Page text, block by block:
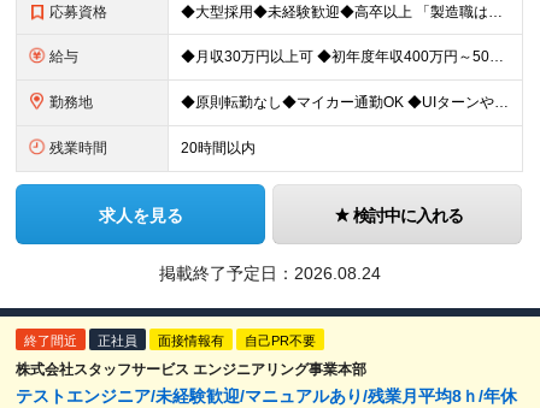
応募資格 ◆大型採用◆未経験歓迎◆高卒以上 「製造職は初めて…」という方でも大丈夫。 イチから丁寧にお教えしますのでご安心ください。 ＼こんなアナタにピッタリ／ ◎「人の健康に貢献したい」という想いがある
給与 ◆月収30万円以上可 ◆初年度年収400万円～500万円想定 月給21万7,080円～22万7,810円＋各種手当＋賞与年2回 ★「手当」や「賞与」が手厚いため、1年目未経験でも年収400万円以上
勤務地 ◆原則転勤なし◆マイカー通勤OK ◆UIターンや移住転職歓迎。Web面接実施中 ＜茨城工場＞ 茨城県稲敷郡阿見町吉原3586 ┗クリーンで働きやすいのが魅力です。 ★豊かな自然と便利な生活環境が調
残業時間 20時間以内
求人を見る 検討中に入れる
掲載終了予定日： 2026.08.24
終了間近 正社員 面接情報有 自己PR不要
株式会社スタッフサービス エンジニアリング事業本部
テストエンジニア/未経験歓迎/マニュアルあり/残業月平均8ｈ/年休